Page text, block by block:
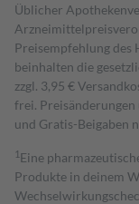
Üblicher
Preisempfehlung des
beinhalten die
zzgl. 3,95 €
frei.
und Gratis-Beigaben
1 Eine
Produkte in deinem